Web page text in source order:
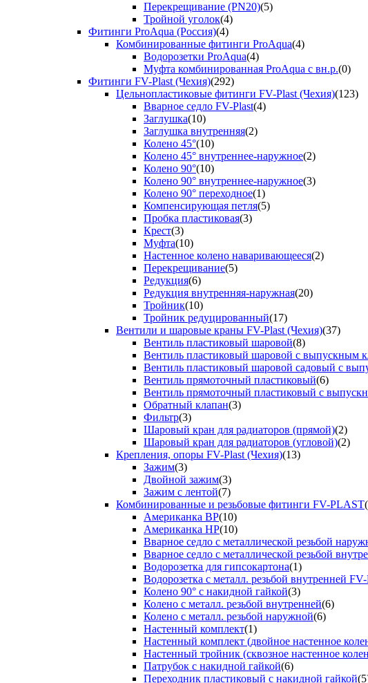
Перекрещивание (PN20)(5)
Тройной уголок(4)
Фитинги ProAqua (Россия)(4)
Комбинированные фитинги ProAqua(4)
Водорозетки ProAqua(4)
Муфта комбинированная ProAqua с вн.р.(0)
Фитинги FV-Plast (Чехия)(292)
Цельнопластиковые фитинги FV-Plast (Чехия)(123)
Вварное седло FV-Plast(4)
Заглушка(10)
Заглушка внутренняя(2)
Колено 45°(10)
Колено 45° внутреннее-наружное(2)
Колено 90°(10)
Колено 90° внутреннее-наружное(3)
Колено 90° переходное(1)
Компенсирующая петля(5)
Пробка пластиковая(3)
Крест(3)
Муфта(10)
Настенное колено наваривающееся(2)
Перекрещивание(5)
Редукция(6)
Редукция внутренняя-наружная(20)
Тройник(10)
Тройник редуцированный(17)
Вентили и шаровые краны FV-Plast (Чехия)(37)
Вентиль пластиковый шаровой(8)
Вентиль пластиковый шаровой с выпускным
Вентиль пластиковый шаровой садовый с
Вентиль прямоточный пластиковый(6)
Вентиль прямоточный пластиковый с
Обратный клапан(3)
Фильтр(3)
Шаровый кран для радиаторов (прямой)(2)
Шаровый кран для радиаторов (угловой)(2)
Крепления, опоры FV-Plast (Чехия)(13)
Зажим(3)
Двойной зажим(3)
Зажим с лентой(7)
Комбинированные и резьбовые фитинги FV-PLAST
Американка ВР(10)
Американка НР(10)
Вварное седло с металлической резьбой
Вварное седло с металлической резьбой
Водорозетка для гипсокартона(1)
Водорозетка с металл. резьбой внутренней
Колено 90° с накидной гайкой(3)
Колено с металл. резьбой внутренней(6)
Колено с металл. резьбой наружной(6)
Настенный комплект(1)
Настенный комплект (двойное настенное
Настенный тройник (сквозное настенное
Патрубок с накидной гайкой(6)
Переходник пластиковый с накидной гайкой